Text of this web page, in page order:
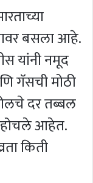
बसला आहे.
यांनी नमूद
गॅसची मोठी
दर तब्बल
आहेत.
किती